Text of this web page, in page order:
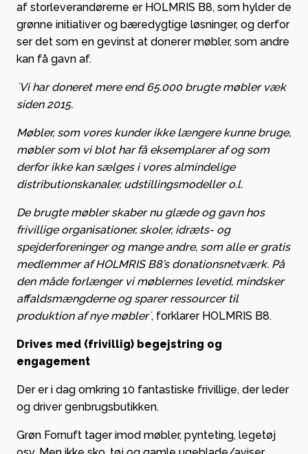
af storleverandørerne er HOLMRIS B8, som hylder de
grønne initiativer og bæredygtige løsninger, og derfor
ser det som en gevinst at donerer møbler, som andre
kan få gavn af.
´Vi har doneret mere end 65.000 brugte møbler væk
siden 2015.
Møbler, som vores kunder ikke længere kunne bruge,
møbler som vi blot har få eksemplarer af og som
derfor ikke kan sælges i vores almindelige
distributionskanaler, udstillingsmodeller o.l.
De brugte møbler skaber nu glæde og gavn hos
frivillige organisationer, skoler, idræts- og
spejderforeninger og mange andre, som alle er gratis
medlemmer af HOLMRIS B8’s donationsnetværk. På
den måde forlænger vi møblernes levetid, mindsker
affaldsmængderne og sparer ressourcer til
produktion af nye møbler´, forklarer HOLMRIS B8.
Drives med (frivillig) begejstring og
engagement
Der er i dag omkring 10 fantastiske frivillige, der leder
og driver genbrugsbutikken.
Grøn Fornuft tager imod møbler, pynteting, legetøj